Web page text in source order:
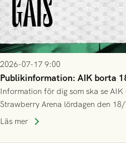
2026-07-17 9:00
Publikinformation: AIK borta
Information för dig som ska se
Strawberry Arena lördagen den
Läs mer